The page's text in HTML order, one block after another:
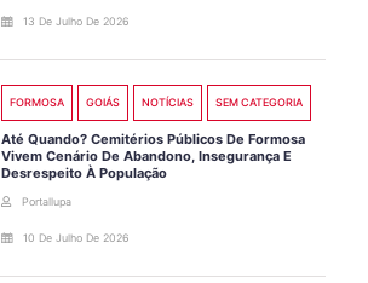
13 De Julho De 2026
FORMOSA GOIÁS NOTÍCIAS SEM CATEGORIA
Até Quando? Cemitérios Públicos De Formosa
Vivem Cenário De Abandono, Insegurança E
Desrespeito À População
Portallupa
10 De Julho De 2026